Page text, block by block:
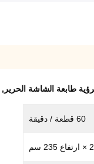
طابعة الشاشة الحرير ,
60 قطعة / دقيقة